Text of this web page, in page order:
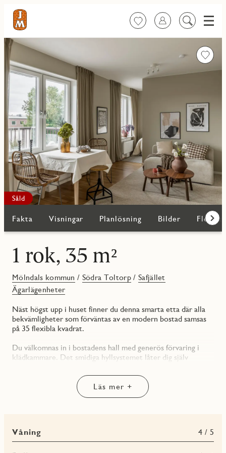
FavoriterLogga in
Sök
Meny
Såld
Fakta Visningar Planlösning Bilder Fler
1 rok, 35 m²
Mölndals kommun / Södra Toltorp/ Safjället
Ägarlägenheter
Näst högst upp i huset finner du denna smarta etta där alla
bekvämligheter som förväntas av en modern bostad samsas
på 35 flexibla kvadrat.
Du välkomnas in i bostadens hall med generös förvaring i
klädkammare. Det smidiga hyllsystemet låter dig själv
är det helkaklade badrummet beläget. Duschhörnan har
svängbara dörrar i klarglas, något som öppnar upp för mer
utrymme. Här finns gott om förvaring i vägghängd kommod
Vidare in återfinns allrummet som innefattar ytor för både
Läs mer +
Våning 4 / 5